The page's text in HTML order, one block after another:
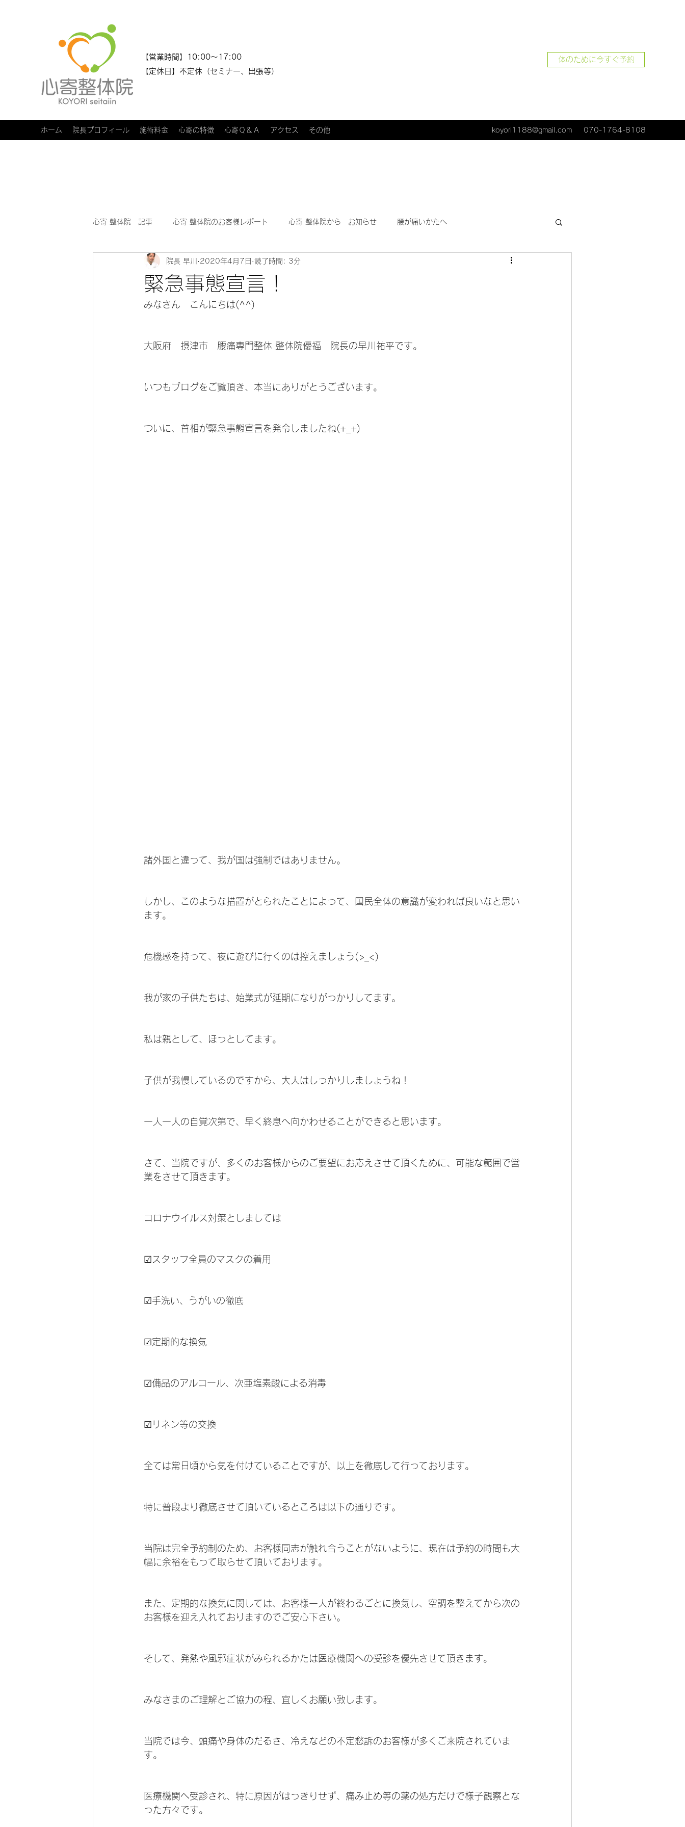
​​【営業時間】10:00～17:00
【定休日】不定休（セミナー、出張等）
体のために今すぐ予約
ホーム 院長プロフィール 施術料金 心寄の特徴 心寄Ｑ＆Ａ アクセス その他 koyori1188@gmail.com 070-1764-8108
心寄 整体院 記事 心寄 整体院のお客様レポート 心寄 整体院から お知らせ 腰が痛いかたへ
心寄 整体院 健康教室～身体のソムリエ～
緊急事態宣言！
院長 早川 2020年4月7日 読了時間: 3分
みなさん　こんにちは(^^)
大阪府　摂津市　腰痛専門整体 整体院優福　院長の早川祐平です。
いつもブログをご覧頂き、本当にありがとうございます。
ついに、首相が緊急事態宣言を発令しましたね(+_+)
諸外国と違って、我が国は強制ではありません。
しかし、このような措置がとられたことによって、国民全体の意識が変われば良いなと思い
ます。
危機感を持って、夜に遊びに行くのは控えましょう(>_<)
我が家の子供たちは、始業式が延期になりがっかりしてます。
私は親として、ほっとしてます。
子供が我慢しているのですから、大人はしっかりしましょうね！
一人一人の自覚次第で、早く終息へ向かわせることができると思います。
さて、当院ですが、多くのお客様からのご要望にお応えさせて頂くために、可能な範囲で営
業をさせて頂きます。
コロナウイルス対策としましては
☑スタッフ全員のマスクの着用
☑手洗い、うがいの徹底
☑定期的な換気
☑備品のアルコール、次亜塩素酸による消毒
☑リネン等の交換
全ては常日頃から気を付けていることですが、以上を徹底して行っております。
特に普段より徹底させて頂いているところは以下の通りです。
当院は完全予約制のため、お客様同志が触れ合うことがないように、現在は予約の時間も大
幅に余裕をもって取らせて頂いております。
また、定期的な換気に関しては、お客様一人が終わるごとに換気し、空調を整えてから次の
お客様を迎え入れておりますのでご安心下さい。
そして、発熱や風邪症状がみられるかたは医療機関への受診を優先させて頂きます。
みなさまのご理解とご協力の程、宜しくお願い致します。
当院では今、頭痛や身体のだるさ、冷えなどの不定愁訴のお客様が多くご来院されていま
す。
医療機関へ受診され、特に原因がはっきりせず、痛み止め等の薬の処方だけで様子観察とな
った方々です。